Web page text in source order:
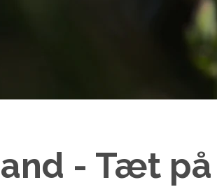
- Tæt